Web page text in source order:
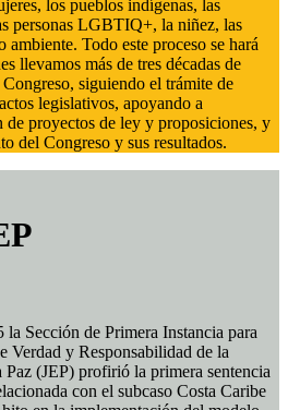
los pueblos indígenas, las
personas LGBTIQ+, la niñez, las
ambiente. Todo este proceso se hará
llevamos más de tres décadas de
siguiendo el trámite de
legislativos, apoyando a
de proyectos de ley y proposiciones, y
del Congreso y sus resultados.
la Sección de Primera Instancia para
Verdad y Responsabilidad de la
(JEP) profirió la primera sentencia
con el subcaso Costa Caribe